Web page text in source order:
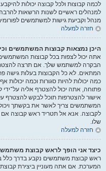
לכמה קבוצות ולכל קבוצה יכולות
למנהלים ראשיים לשנות הרשאות
מנהל וקביעת גישות למשתמשים
חזרה למעלה
היכן נמצאות קבוצות המשתמשים
אתה יכול לצפות בכל קבוצות
הבקרה למשתמש שלך. אם תרצה
המתאים. לא כל הקבוצות בעלות גישה
כמה יכולות להיות סגורות וכמה
פתוחה, אתה יכול להצטרף אליה
אישור להצטרפות תוכל לבקש להצטרף
המשתמשים צריך לאשר את בקשתך
לקבוצה. אנא אל תטריד ראש קבוצה אם
שלו.
חזרה למעלה
כיצד אני הופך לראש קבוצת
ראש קבוצת משתמשים נקבע בדרך כלל
המערכת. אם אתה מעוניין ביצירת